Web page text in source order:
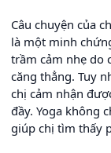
Câu chuyện của
là một minh
trầm cảm nhẹ do
căng thẳng. Tuy
chị cảm nhận
đầy. Yoga không
giúp chị tìm thấy